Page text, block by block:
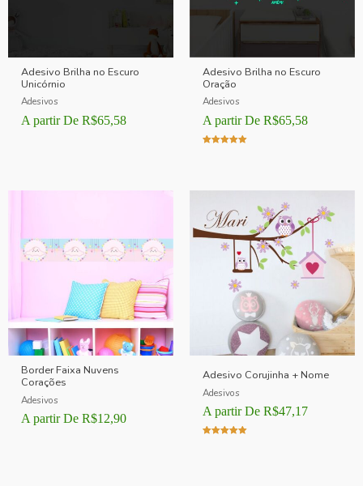
Adesivo Brilha no Escuro
Unicórnio
Adesivos
A partir De R$65,58
Adesivo Brilha no Escuro
Oração
Adesivos
A partir De R$65,58
Border Faixa Nuvens
Corações
Adesivos
A partir De R$12,90
Adesivo Corujinha + Nome
Adesivos
A partir De R$47,17